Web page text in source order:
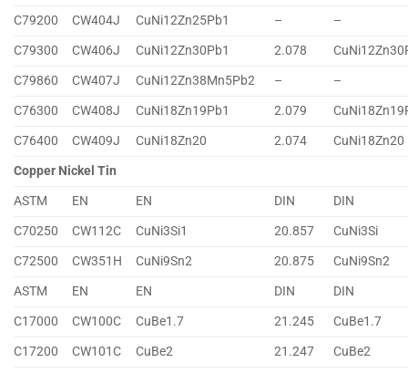
C79200
CW404J CuNi12Zn25Pb1 –
–
C79300
CW406J CuNi12Zn30Pb1 2.078
C79860
CW407J CuNi12Zn38Mn5Pb2 –
–
C76300
CW408J CuNi18Zn19Pb1 2.079
C76400
CW409J CuNi18Zn20 2.074
CuNi18Zn20
Copper Nickel Tin
ASTM
EN EN DIN
DIN
C70250
CW112C CuNi3Si1 20.857
CuNi3Si
C72500
CW351H CuNi9Sn2 20.875
CuNi9Sn2
ASTM
EN EN DIN
DIN
C17000
CW100C CuBe1.7 21.245
CuBe1.7
C17200
CW101C CuBe2 21.247
CuBe2